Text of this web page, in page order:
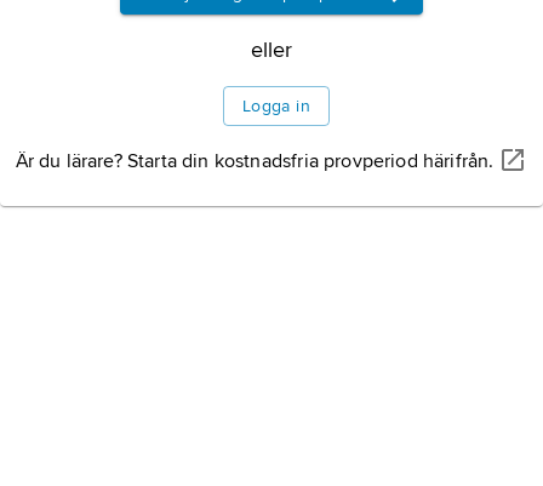
eller
Logga in
Är du lärare? Starta din kostnadsfria provperiod härifrån.